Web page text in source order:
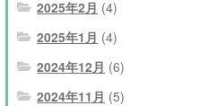
2025年2月 (4)
2025年1月 (4)
2024年12月 (6)
2024年11月 (5)